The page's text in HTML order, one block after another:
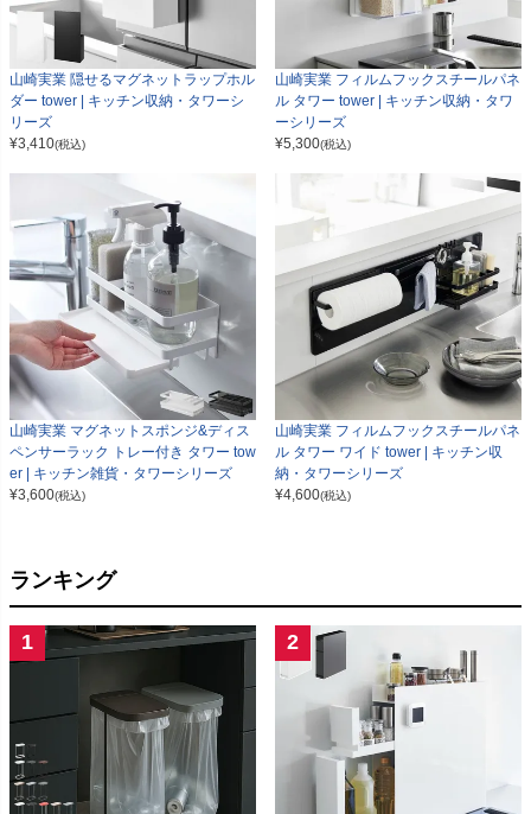
山崎実業 隠せるマグネットラップホル
ダー tower | キッチン収納・タワーシ
リーズ
¥3,410(税込)
山崎実業 フィルムフックスチールパネ
ル タワー tower | キッチン収納・タワ
ーシリーズ
¥5,300(税込)
山崎実業 マグネットスポンジ&ディス
ペンサーラック トレー付き タワー tow
er | キッチン雑貨・タワーシリーズ
¥3,600(税込)
山崎実業 フィルムフックスチールパネ
ル タワー ワイド tower | キッチン収
納・タワーシリーズ
¥4,600(税込)
ランキング
1 2